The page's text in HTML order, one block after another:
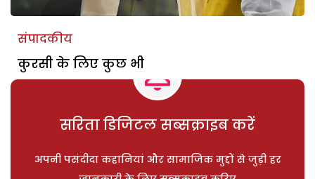
संपादकीय
कुरसी के लिए कुछ भी
सरिता डिजिटल सब्सक्राइब करें
अपनी पसंदीदा कहानियां और सामाजिक मुद्दों से जुड़ी हर